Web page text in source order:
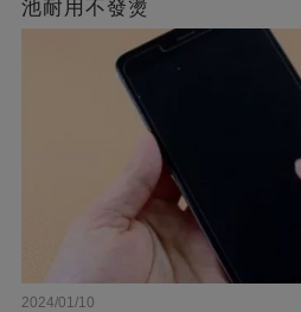
池耐用不發燙
2024/01/10